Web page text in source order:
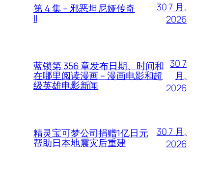
第 4 集 – 邪恶坦尼娅传奇
II
30 7 月,
2026
蓝锁第 356 章发布日期、时间和
在哪里阅读漫画 – 漫画电影和超
级英雄电影新闻
30 7
月,
2026
精灵宝可梦公司捐赠1亿日元
帮助日本地震灾后重建
30 7 月,
2026